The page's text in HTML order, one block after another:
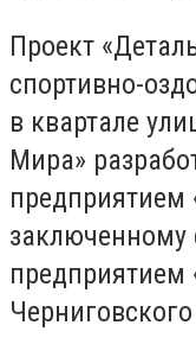
Проект
спортивно-
в квартале
Мира»
предприятием
предприятием